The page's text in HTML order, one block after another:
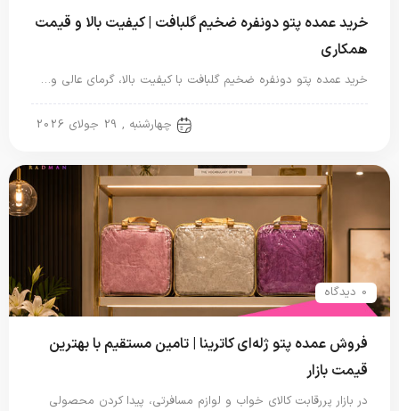
خرید عمده پتو دونفره ضخیم گلبافت | کیفیت بالا و قیمت
همکاری
خرید عمده پتو دونفره ضخیم گلبافت با کیفیت بالا، گرمای عالی و…
چهارشنبه , 29 جولای 2026
0 دیدگاه
فروش عمده پتو ژله‌ای کاترینا | تامین مستقیم با بهترین
قیمت بازار
در بازار پررقابت کالای خواب و لوازم مسافرتی، پیدا کردن محصولی